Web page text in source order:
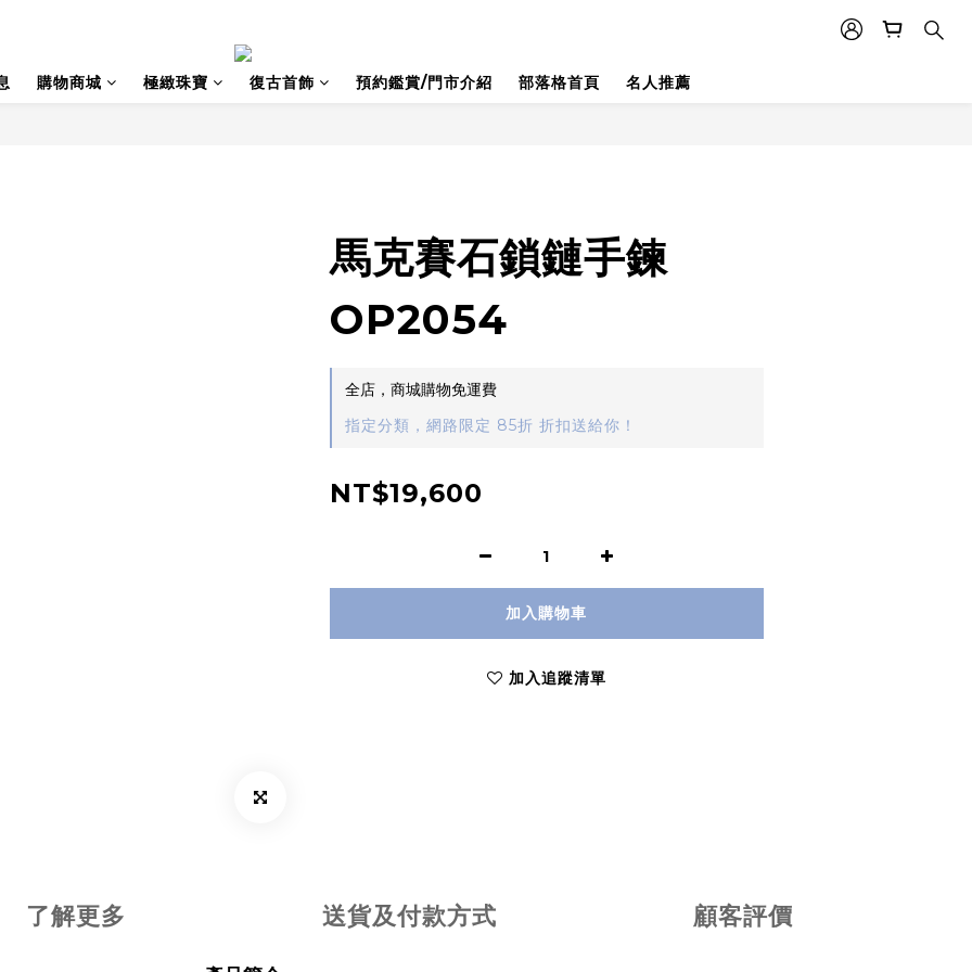
購物商城 極緻珠寶 復古首飾 預約鑑賞/門市介紹 部落格首頁 名人推薦
馬克賽石鎖鏈手鍊
OP2054
全店，商城購物免運費
指定分類，網路限定 85折 折扣送給你！
NT$19,600
加入購物車
加入追蹤清單
了解更多 送貨及付款方式 顧客評價